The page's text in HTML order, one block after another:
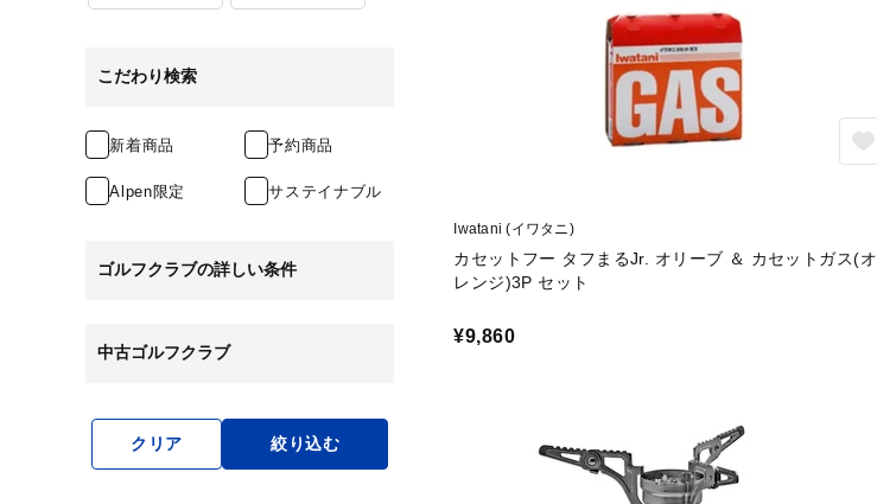
こだわり検索
新着商品 予約商品
Alpen限定 サステイナブル
ゴルフクラブの詳しい条件
中古ゴルフクラブ
クリア 絞り込む
Iwatani (イワタニ)
カセットフー タフまるJr. オリーブ ＆ カセットガス(オ
レンジ)3P セット
¥9,860